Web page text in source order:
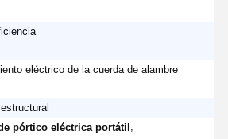
eléctrico de la cuerda de alambre
pórtico eléctrica portátil